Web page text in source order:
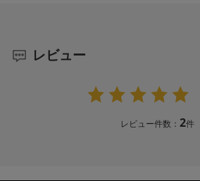
レビュー
レビュー件数：2件